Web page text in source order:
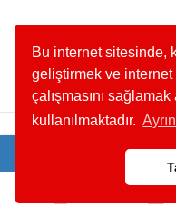
Bu internet sitesinde,
geliştirmek ve
çalışmasını
kullanılmaktadır.
Abahanoğlu Mermer -